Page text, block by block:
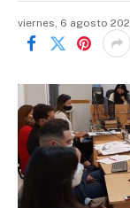
viernes, 6 agosto